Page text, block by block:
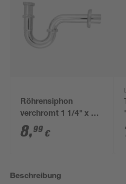
Röhrensiphon
verchromt 1 1/4" x 32
mm
8,99 €
Beschreibung